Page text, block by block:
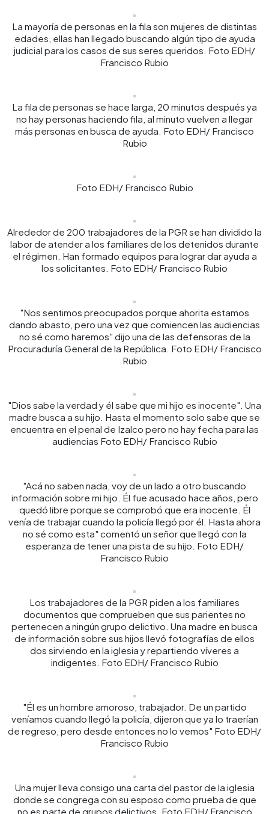
La mayoría de personas en la fila son mujeres de distintas
edades, ellas han llegado buscando algún tipo de ayuda
judicial para los casos de sus seres queridos. Foto EDH/
Francisco Rubio
La fila de personas se hace larga, 20 minutos después ya
no hay personas haciendo fila, al minuto vuelven a llegar
más personas en busca de ayuda. Foto EDH/ Francisco
Rubio
Foto EDH/ Francisco Rubio
Alrededor de 200 trabajadores de la PGR se han dividido la
labor de atender a los familiares de los detenidos durante
el régimen. Han formado equipos para lograr dar ayuda a
los solicitantes. Foto EDH/ Francisco Rubio
"Nos sentimos preocupados porque ahorita estamos
dando abasto, pero una vez que comiencen las audiencias
no sé como haremos" dijo una de las defensoras de la
Procuraduría General de la República. Foto EDH/ Francisco
Rubio
"Dios sabe la verdad y él sabe que mi hijo es inocente". Una
madre busca a su hijo. Hasta el momento solo sabe que se
encuentra en el penal de Izalco pero no hay fecha para las
audiencias Foto EDH/ Francisco Rubio
"Acá no saben nada, voy de un lado a otro buscando
información sobre mi hijo. Él fue acusado hace años, pero
quedó libre porque se comprobó que era inocente. Él
venía de trabajar cuando la policía llegó por él. Hasta ahora
no sé como esta" comentó un señor que llegó con la
esperanza de tener una pista de su hijo. Foto EDH/
Francisco Rubio
Los trabajadores de la PGR piden a los familiares
documentos que comprueben que sus parientes no
pertenecen a ningún grupo delictivo. Una madre en busca
de información sobre sus hijos llevó fotografías de ellos
dos sirviendo en la iglesia y repartiendo víveres a
indigentes. Foto EDH/ Francisco Rubio
"Él es un hombre amoroso, trabajador. De un partido
veníamos cuando llegó la policía, dijeron que ya lo traerían
de regreso, pero desde entonces no lo vemos" Foto EDH/
Francisco Rubio
Una mujer lleva consigo una carta del pastor de la iglesia
donde se congrega con su esposo como prueba de que
no es parte de grupos delictivos. Foto EDH/ Francisco